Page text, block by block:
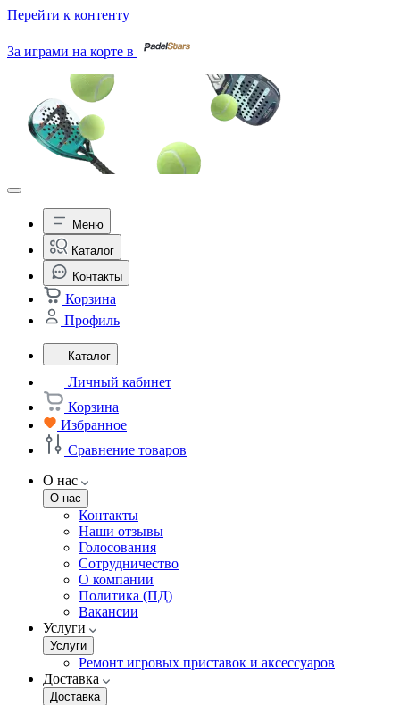
Перейти к контенту
За играми на корте в
Меню
Каталог
Контакты
Корзина
Профиль
Каталог
Личный кабинет
Корзина
Избранное
Сравнение товаров
О нас
О нас
Контакты
Наши отзывы
Голосования
Сотрудничество
О компании
Политика (ПД)
Вакансии
Услуги
Услуги
Ремонт игровых приставок и аксессуаров
Доставка
Доставка